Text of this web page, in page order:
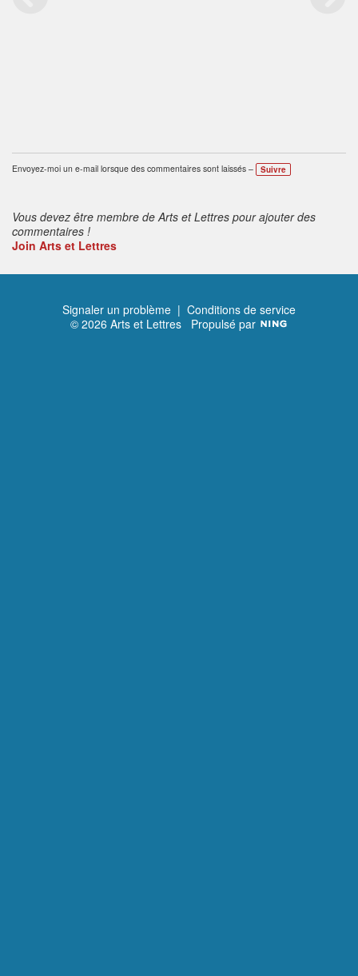
Envoyez-moi un e-mail lorsque des commentaires sont laissés – Suivre
Vous devez être membre de Arts et Lettres pour ajouter des
commentaires !
Join Arts et Lettres
Signaler un problème | Conditions de service
© 2026 Arts et Lettres Propulsé par